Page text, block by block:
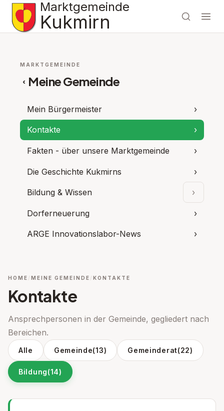
Marktgemeinde
Kukmirn
MARKTGEMEINDE
‹ Meine Gemeinde
Mein Bürgermeister ›
Kontakte ›
Fakten - über unsere Marktgemeinde ›
Die Geschichte Kukmirns ›
Bildung & Wissen ›
Dorferneuerung
›
ARGE Innovationslabor-News ›
HOME MEINE GEMEINDE KONTAKTE
Kontakte
Ansprechpersonen in der Gemeinde, gegliedert nach
Bereichen.
Alle Gemeinde(13) Gemeinderat(22)
Bildung(14)